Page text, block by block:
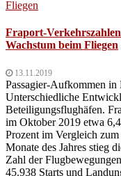
Fraport-
Wachstum beim Fliegen
13.11.2019
Passagier-Aufkommen
Unterschiedliche
Beteiligungsflughäfen.
im Oktober 2019 etwa
Prozent im Vergleich
Monate des Jahres stieg
Zahl der
45.938 Starts und